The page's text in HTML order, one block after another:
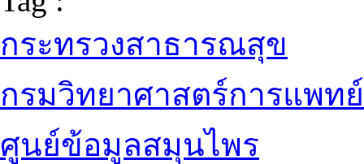
กระทรวงสาธารณสุข
กรมวิทยาศาสตร์การแพทย์
ศูนย์ข้อมูลสมุนไพร